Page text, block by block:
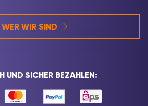
WER WIR SIND
UND SICHER BEZAHLEN: